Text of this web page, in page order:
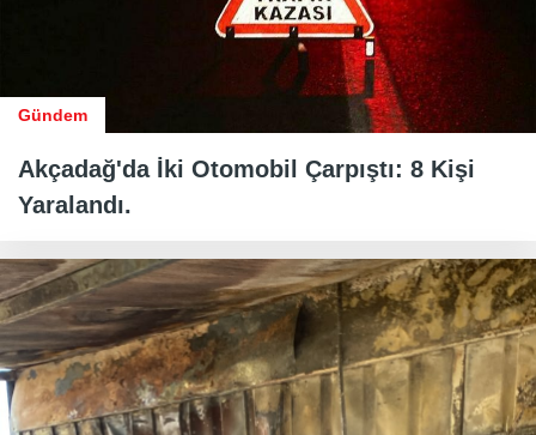
Gündem
Akçadağ'da İki Otomobil Çarpıştı: 8 Kişi
Yaralandı.